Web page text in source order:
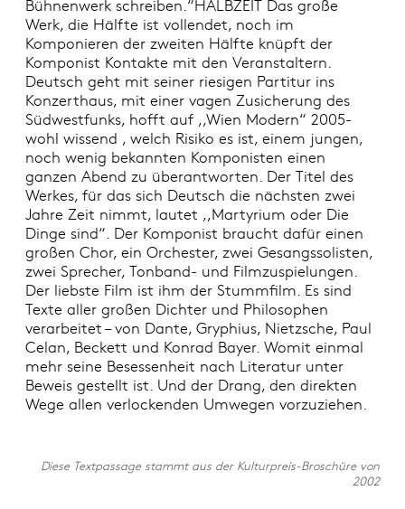
Bühnenwerk schreiben.“HALBZEIT Das große
Werk, die Hälfte ist vollendet, noch im
Komponieren der zweiten Hälfte knüpft der
Komponist Kontakte mit den Veranstaltern.
Deutsch geht mit seiner riesigen Partitur ins
Konzerthaus, mit einer vagen Zusicherung des
Südwestfunks, hofft auf ,,Wien Modern“ 2005-
wohl wissend , welch Risiko es ist, einem jungen,
noch wenig bekannten Komponisten einen
ganzen Abend zu überantworten. Der Titel des
Werkes, für das sich Deutsch die nächsten zwei
Jahre Zeit nimmt, lautet ,,Martyrium oder Die
Dinge sind“. Der Komponist braucht dafür einen
großen Chor, ein Orchester, zwei Gesangssolisten,
zwei Sprecher, Tonband- und Filmzuspielungen.
Der liebste Film ist ihm der Stummfilm. Es sind
Texte aller großen Dichter und Philosophen
verarbeitet – von Dante, Gryphius, Nietzsche, Paul
Celan, Beckett und Konrad Bayer. Womit einmal
mehr seine Besessenheit nach Literatur unter
Beweis gestellt ist. Und der Drang, den direkten
Wege allen verlockenden Umwegen vorzuziehen.
Diese Textpassage stammt aus der Kulturpreis-Broschüre von
2002